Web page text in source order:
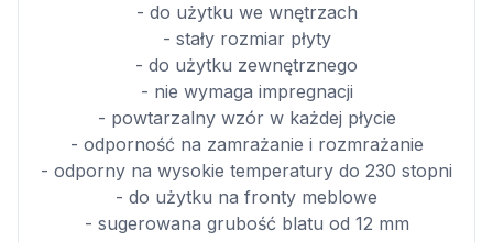
- do użytku we wnętrzach
- stały rozmiar płyty
- do użytku zewnętrznego
- nie wymaga impregnacji
- powtarzalny wzór w każdej płycie
- odporność na zamrażanie i rozmrażanie
- odporny na wysokie temperatury do 230 stopni
- do użytku na fronty meblowe
- sugerowana grubość blatu od 12 mm